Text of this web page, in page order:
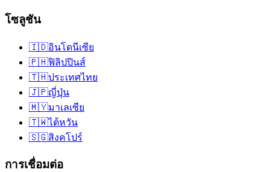
โซลูชัน
🇮🇩อินโดนีเซีย
🇵🇭ฟิลิปปินส์
🇹🇭ประเทศไทย
🇯🇵ญี่ปุ่น
🇲🇾มาเลเซีย
🇹🇼ไต้หวัน
🇸🇬สิงคโปร์
การเชื่อมต่อ